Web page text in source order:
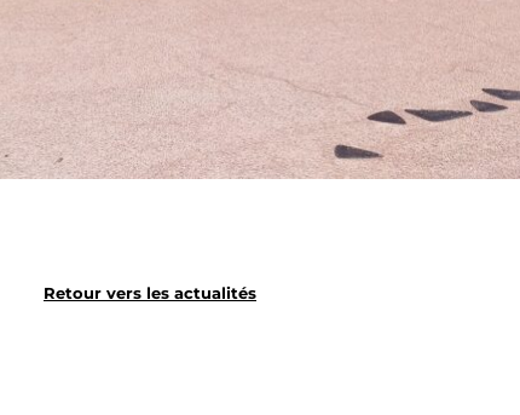
Retour vers les actualités